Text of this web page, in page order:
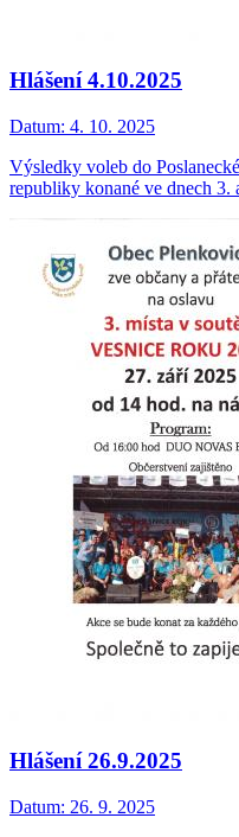
Hlášení 4.10.2025
Datum: 4. 10. 2025
Výsledky voleb do
republiky konané ve dnech
Hlášení 26.9.2025
Datum: 26. 9. 2025